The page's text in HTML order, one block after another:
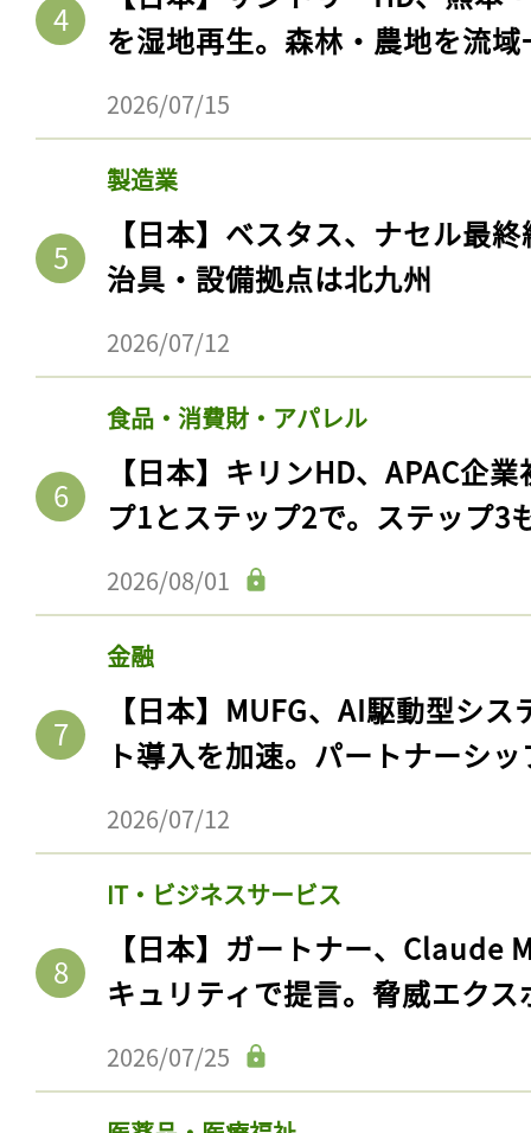
を湿地再生。森林・農地を流
2026/07/15
製造業
【日本】ベスタス、ナセル最
治具・設備拠点は北九州
2026/07/12
食品・消費財・アパレル
【日本】キリンHD、APAC企
プ1とステップ2で。ステップ3
2026/08/01
金融
【日本】MUFG、AI駆動型シ
ト導入を加速。パートナーシ
2026/07/12
IT・ビジネスサービス
【日本】ガートナー、Claude
キュリティで提言。脅威エク
2026/07/25